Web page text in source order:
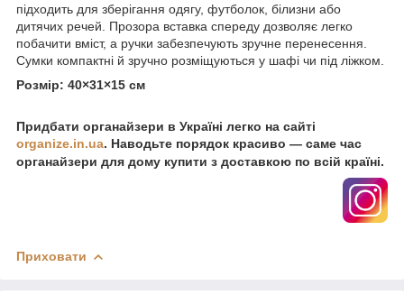
підходить для зберігання одягу, футболок, білизни або
дитячих речей. Прозора вставка спереду дозволяє легко
побачити вміст, а ручки забезпечують зручне перенесення.
Сумки компактні й зручно розміщуються у шафі чи під ліжком.
Розмір: 40×31×15 см
Придбати органайзери в Україні легко на сайті
organize.in.ua. Наводьте порядок красиво — саме час
органайзери для дому купити з доставкою по всій країні.
Приховати